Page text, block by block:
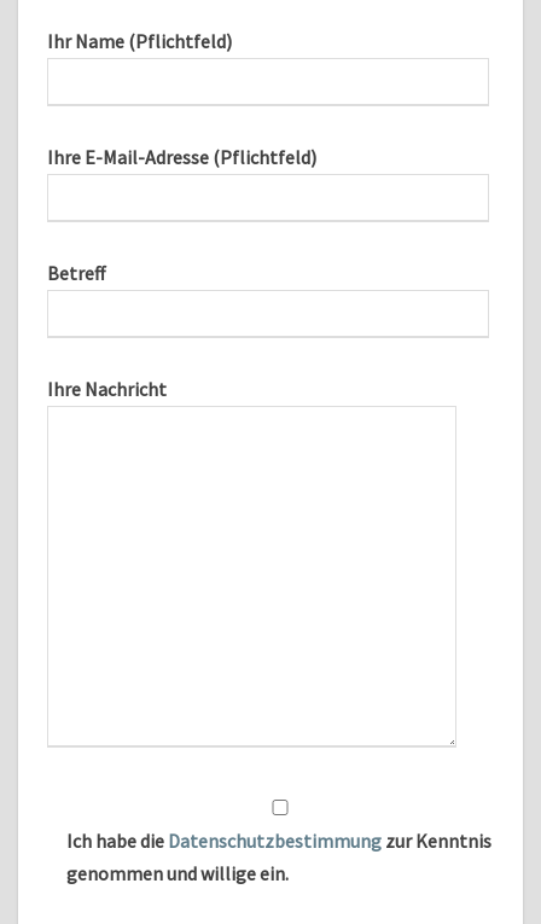
Ihr Name (Pflichtfeld)
Ihre E-Mail-Adresse (Pflichtfeld)
Betreff
Ihre Nachricht
Ich habe die Datenschutzbestimmung zur Kenntnis
genommen und willige ein.